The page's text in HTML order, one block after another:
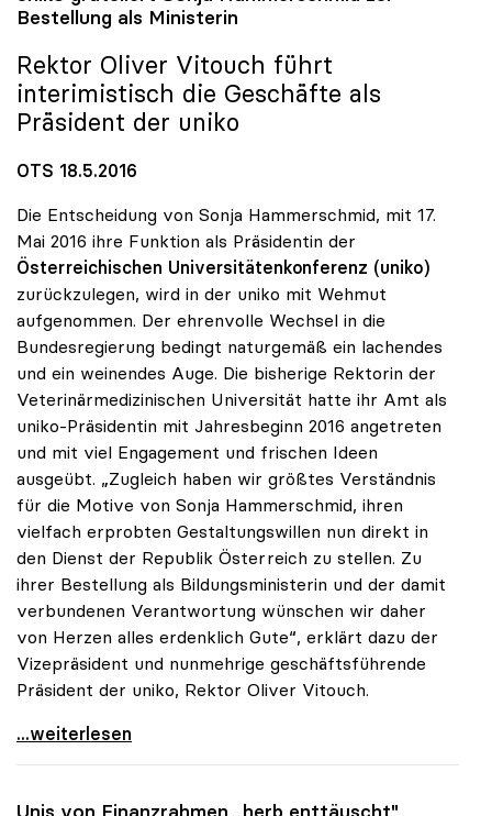
Bestellung als Ministerin
Rektor Oliver Vitouch führt
interimistisch die Geschäfte als
Präsident der uniko
OTS 18.5.2016
Die Entscheidung von Sonja Hammerschmid, mit 17.
Mai 2016 ihre Funktion als Präsidentin der
Österreichischen Universitätenkonferenz (uniko)
zurückzulegen, wird in der uniko mit Wehmut
aufgenommen. Der ehrenvolle Wechsel in die
Bundesregierung bedingt naturgemäß ein lachendes
und ein weinendes Auge. Die bisherige Rektorin der
Veterinärmedizinischen Universität hatte ihr Amt als
uniko-Präsidentin mit Jahresbeginn 2016 angetreten
und mit viel Engagement und frischen Ideen
ausgeübt. „Zugleich haben wir größtes Verständnis
für die Motive von Sonja Hammerschmid, ihren
vielfach erprobten Gestaltungswillen nun direkt in
den Dienst der Republik Österreich zu stellen. Zu
ihrer Bestellung als Bildungsministerin und der damit
verbundenen Verantwortung wünschen wir daher
von Herzen alles erdenklich Gute“, erklärt dazu der
Vizepräsident und nunmehrige geschäftsführende
Präsident der uniko, Rektor Oliver Vitouch.
uniko gratuliert Sonja Hammerschmid zur Bestellung
...weiterlesen